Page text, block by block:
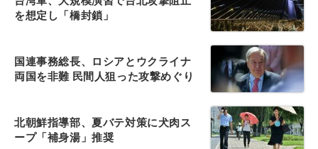
を想定し「橋封鎖」
国連事務総長、ロシアとウクライナ
両国を非難 民間人狙った攻撃めぐり
北朝鮮指導部、夏バテ対策に犬肉ス
ープ「補身湯」推奨